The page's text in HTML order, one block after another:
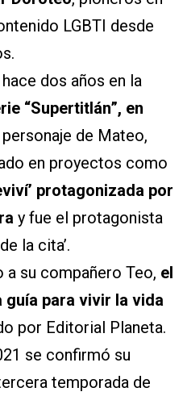
LGBTI desde
dos años en la
“Supertitlán”, en
de Mateo,
en proyectos como
protagonizada por
y fue el protagonista
la cita’.
a su compañero Teo, el
guía para vivir la vida
por Editorial Planeta.
se confirmó su
temporada de